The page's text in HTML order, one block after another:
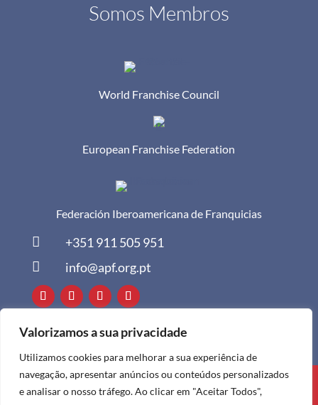
Valorizamos a sua privacidade
Utilizamos cookies para melhorar a sua experiência de
navegação, apresentar anúncios ou conteúdos personalizados
e analisar o nosso tráfego. Ao clicar em "Aceitar Todos",
Somos Membros
World Franchise Council
European Franchise Federation
Federación Iberoamericana de Franquicias
 +351 911 505 951
 info@apf.org.pt
Todos os direitos reservados à APF ©